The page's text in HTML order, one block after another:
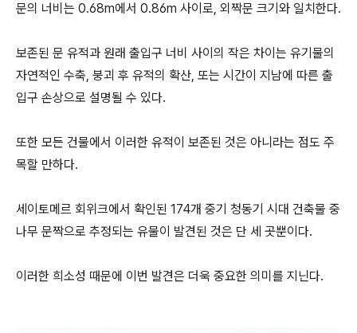
문의 너비는 0.68m에서 0.86m 사이로, 외짝문 크기와 일치한다.
보존된 문 유적과 원래 출입구 너비 사이의 작은 차이는 유기물의
자연적인 수축, 붕괴 후 유적의 확산, 또는 시간이 지남에 따른 출
입구 손상으로 설명될 수 있다.
또한 모든 건물에서 이러한 유적이 보존된 것은 아니라는 점도 주
목할 만하다.
세이토메르 회위크에서 확인된 174개 중기 청동기 시대 건축물 중
나무 문짝으로 추정되는 유물이 발견된 것은 단 세 곳뿐이다.
이러한 희소성 때문에 이번 발견은 더욱 중요한 의미를 지닌다.